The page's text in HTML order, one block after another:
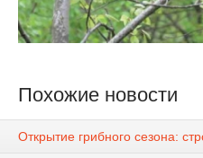
Похожие новости
Открытие грибного сезона: